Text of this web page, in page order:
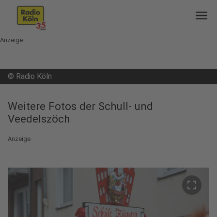
menu
Anzeige
© Radio Köln
Weitere Fotos der Schull- und
Veedelszöch
Anzeige
crop_free